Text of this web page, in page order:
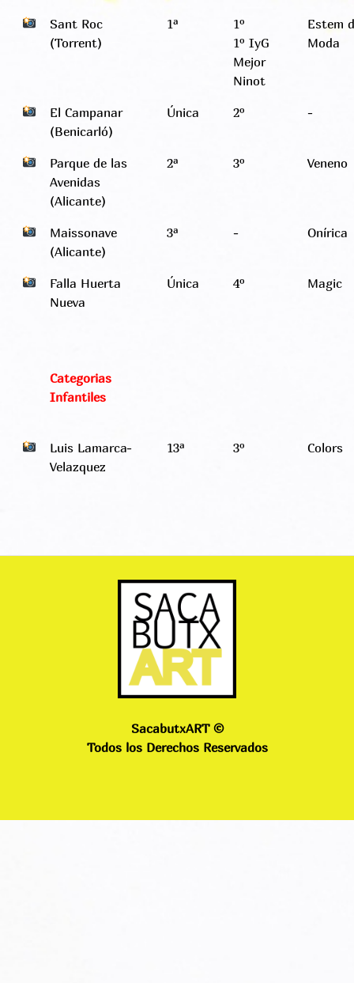
Sant Roc
(Torrent)
1ª
1º
1º IyG
Mejor
Ninot
Estem
Moda
El Campanar
(Benicarló)
Única 2º -
Parque de las
Avenidas
(Alicante)
2ª 3º Veneno
Maissonave
(Alicante)
3ª - Onírica
Falla Huerta
Nueva
Única 4º Magic
Categorias
Infantiles
Luis Lamarca-
Velazquez
13ª 3º Colors
SacabutxART ©
Todos los Derechos Reservados